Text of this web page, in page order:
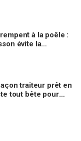
à la poêle :
évite la
traiteur prêt en
tout bête pour